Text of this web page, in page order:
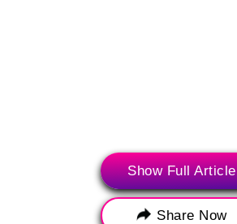
Show Full Article
Share Now